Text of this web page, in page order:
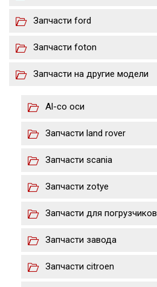
Запчасти ford
Запчасти foton
Запчасти на другие модели
Al-co оси
Запчасти land rover
Запчасти scania
Запчасти zotye
Запчасти для погрузчиков
Запчасти завода
Запчасти citroen